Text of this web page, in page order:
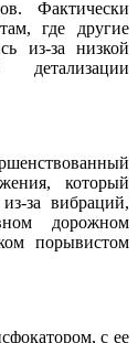
Фактически
где другие
из-за низкой
детализации
который
за вибраций,
дорожном
порывистом
с ее